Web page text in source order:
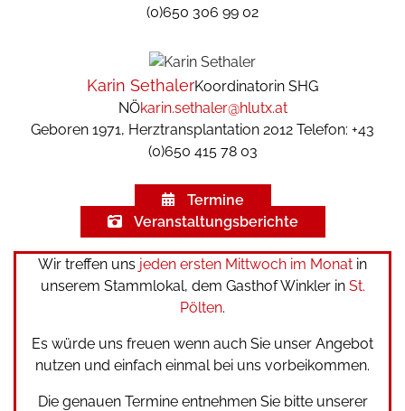
(0)650 306 99 02
Karin SethalerKoordinatorin SHG
NÖkarin.sethaler@hlutx.at
Geboren 1971, Herztransplantation 2012 Telefon: +43
(0)650 415 78 03
Termine
Veranstaltungsberichte
Wir treffen uns jeden ersten Mittwoch im Monat in
unserem Stammlokal, dem Gasthof Winkler in St.
Pölten.
Es würde uns freuen wenn auch Sie unser Angebot
nutzen und einfach einmal bei uns vorbeikommen.
Die genauen Termine entnehmen Sie bitte unserer